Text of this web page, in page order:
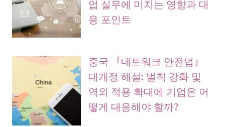
업 실무에 미치는 영향과 대
응 포인트
중국 「네트워크 안전법」
대개정 해설: 벌칙 강화 및
역외 적용 확대에 기업은 어
떻게 대응해야 할까?